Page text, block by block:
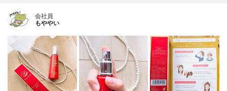
会社員
もややい